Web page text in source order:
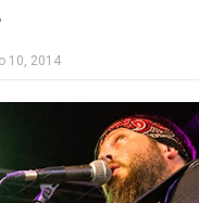
10, 2014